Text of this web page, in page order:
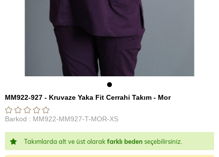
MM922-927 - Kruvaze Yaka Fit Cerrahi Takım - Mor
Barkod : MM922-MM927-T-MOR-XS
Takımlarda alt ve üst olarak farklı beden seçebilirsiniz.